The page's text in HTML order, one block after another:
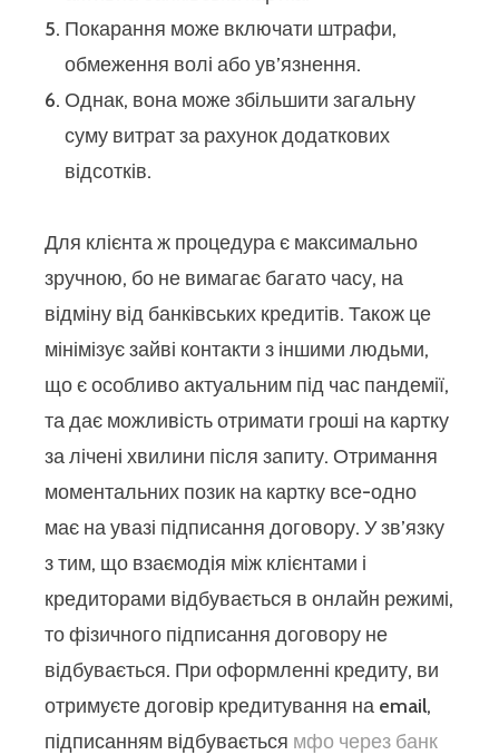
Покарання може включати штрафи,
обмеження волі або ув’язнення.
Однак, вона може збільшити загальну
суму витрат за рахунок додаткових
відсотків.
Для клієнта ж процедура є максимально
зручною, бо не вимагає багато часу, на
відміну від банківських кредитів. Також це
мінімізує зайві контакти з іншими людьми,
що є особливо актуальним під час пандемії,
та дає можливість отримати гроші на картку
за лічені хвилини після запиту. Отримання
моментальних позик на картку все-одно
має на увазі підписання договору. У зв’язку
з тим, що взаємодія між клієнтами і
кредиторами відбувається в онлайн режимі,
то фізичного підписання договору не
відбувається. При оформленні кредиту, ви
отримуєте договір кредитування на email,
підписанням відбувається мфо через банк